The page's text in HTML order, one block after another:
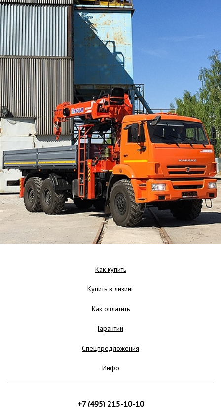
Как купить
Купить в лизинг
Как оплатить
Гарантии
Спецпредложения
Инфо
+7 (495) 215-10-10